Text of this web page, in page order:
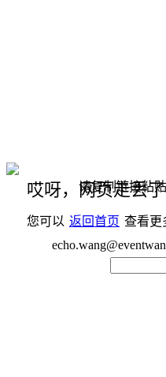
哎呀，网页走丢
您可以 返回首页 查看更
请复制链接粘